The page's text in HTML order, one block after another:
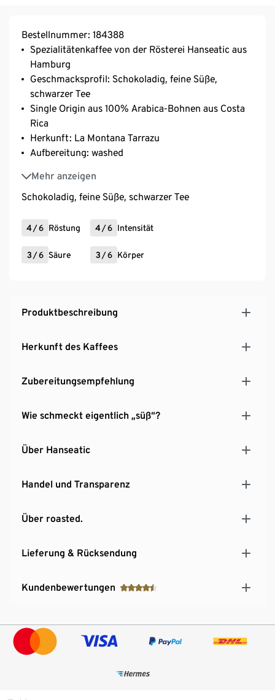
Bestellnummer: 184388
Spezialitätenkaffee von der Rösterei Hanseatic aus
Hamburg
Geschmacksprofil: Schokoladig, feine Süße,
schwarzer Tee
Single Origin aus 100% Arabica-Bohnen aus Costa
Rica
Herkunft: La Montana Tarrazu
Aufbereitung: washed
Mehr anzeigen
Varietät: Caturra, Catuai
Schokoladig, feine Süße, schwarzer Tee
4/6 Röstung 4/6 Intensität
3 /6 Säure 3 /6 Körper
Produktbeschreibung
Herkunft des Kaffees
Zubereitungsempfehlung
Wie schmeckt eigentlich „süß“?
Über Hanseatic
Handel und Transparenz
Über roasted.
Lieferung & Rücksendung
Kundenbewertungen